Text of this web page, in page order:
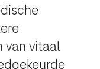
van vitaal